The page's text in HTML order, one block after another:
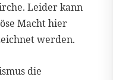
Leider kann
Macht hier
werden.
die